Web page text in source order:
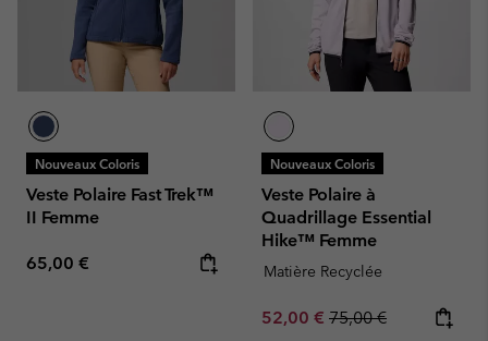
Nouveaux Coloris
Veste Polaire Fast Trek™
II Femme
Regular price:
65,00 €
Nouveaux Coloris
Veste Polaire à
Quadrillage Essential
Hike™ Femme
Matière Recyclée
Sale price:
52,00 € Regular price:
75,00 €